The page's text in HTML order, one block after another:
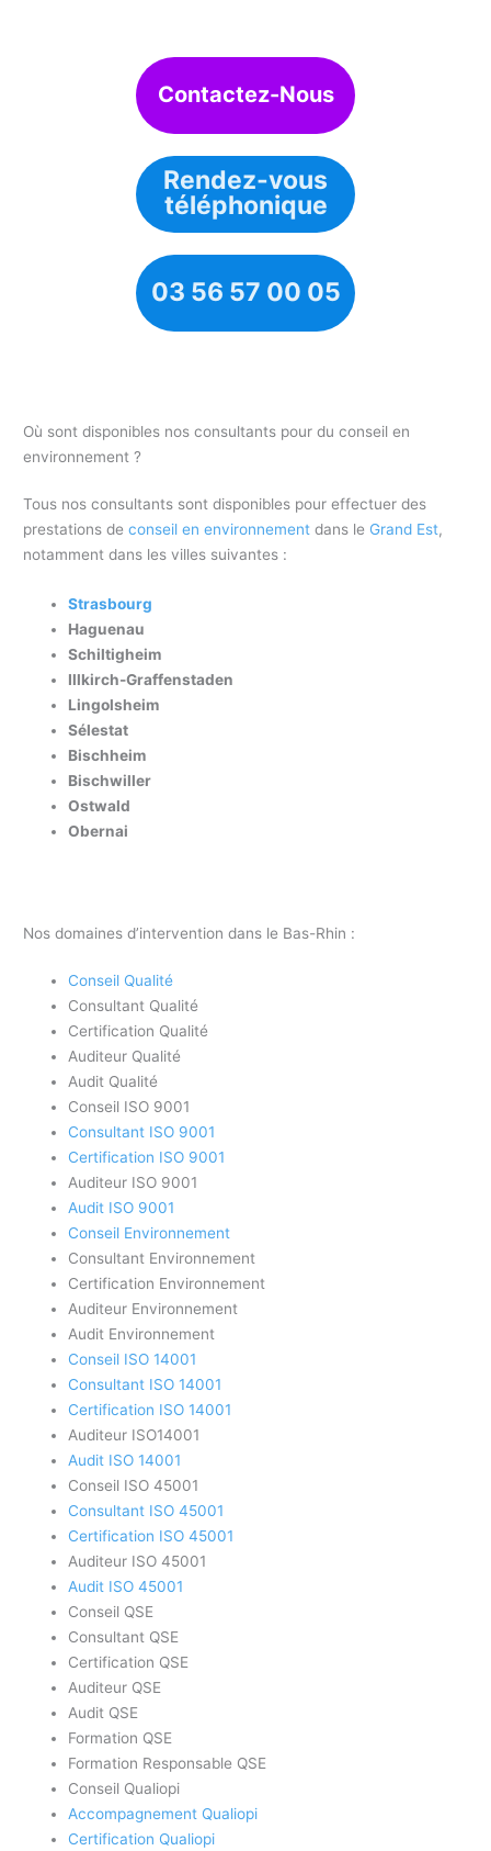
Contactez-Nous
Rendez-vous
téléphonique
03 56 57 00 05
Où sont disponibles nos consultants pour du conseil en
environnement ?
Tous nos consultants sont disponibles pour effectuer des
prestations deconseil en environnement dans le Grand Est,
notamment dans les villes suivantes :
Strasbourg
Haguenau
Schiltigheim
Illkirch-Graffenstaden
Lingolsheim
Sélestat
Bischheim
Bischwiller
Ostwald
Obernai
Nos domaines d’intervention dans le Bas-Rhin :
Conseil Qualité
Consultant Qualité
Certification Qualité
Auditeur Qualité
Audit Qualité
Conseil ISO 9001
Consultant ISO 9001
Certification ISO 9001
Auditeur ISO 9001
Audit ISO 9001
Conseil Environnement
Consultant Environnement
Certification Environnement
Auditeur Environnement
Audit Environnement
Conseil ISO 14001
Consultant ISO 14001
Certification ISO 14001
Auditeur ISO14001
Audit ISO 14001
Conseil ISO 45001
Consultant ISO 45001
Certification ISO 45001
Auditeur ISO 45001
Audit ISO 45001
Conseil QSE
Consultant QSE
Certification QSE
Auditeur QSE
Audit QSE
Formation QSE
Formation Responsable QSE
Conseil Qualiopi
Accompagnement Qualiopi
Certification Qualiopi